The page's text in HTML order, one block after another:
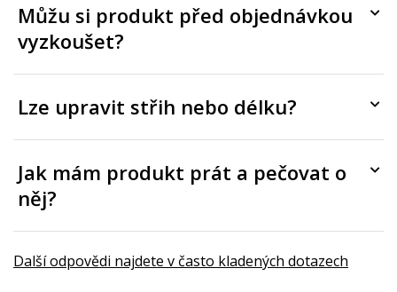
Můžu si produkt před objednávkou
vyzkoušet?
Lze upravit střih nebo délku?
Jak mám produkt prát a pečovat o
něj?
Další odpovědi najdete v často kladených dotazech